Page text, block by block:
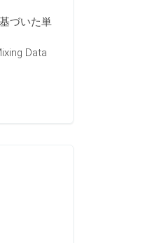
づいた単
Data